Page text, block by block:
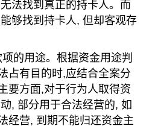
法找到真正的持卡人。而
够找到持卡人, 但却客观存
的用途。根据资金用途判
占有目的时,应结合全案分
要方面,对于行为人取得资
, 部分用于合法经营的, 如
经营, 到期不能归还资金主